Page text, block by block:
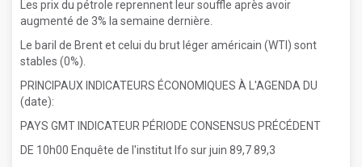
Les prix du pétrole reprennent leur souffle après avoir
augmenté de 3% la semaine dernière.
Le baril de Brent et celui du brut léger américain (WTI) sont
stables (0%).
PRINCIPAUX INDICATEURS ÉCONOMIQUES À L'AGENDA DU
(date):
PAYS GMT INDICATEUR PÉRIODE CONSENSUS PRÉCÉDENT
DE 10h00 Enquête de l'institut Ifo sur juin 89,7 89,3